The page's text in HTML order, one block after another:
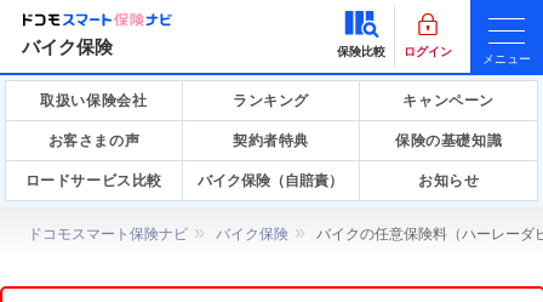
バイク保険 保険比較 ログイン
メニュー
取扱い保険会社 ランキング キャンペーン
お客さまの声 契約者特典 保険の基礎知識
ロードサービス比較 バイク保険（自賠責） お知らせ
ドコモスマート保険ナビ バイク保険 バイクの任意保険料（ハーレー